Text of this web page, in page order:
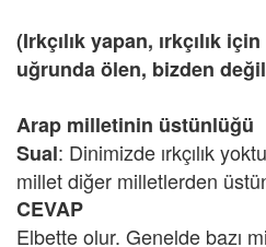
(Irkçılık yapan, ırkçılık
uğrunda ölen, bizden
Arap milletinin üstünlüğü
Sual: Dinimizde ırkçılık
millet diğer milletlerden
CEVAP
Elbette olur. Genelde bazı